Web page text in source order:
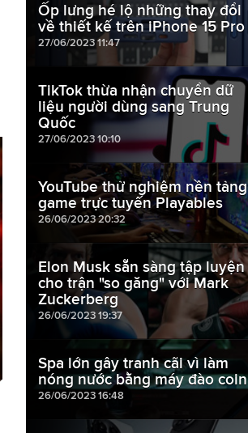
Ốp lưng hé lộ những thay đổi
về thiết kế trên iPhone 15 Pro
27/06/2023 11:47
TikTok thừa nhận chuyển dữ
liệu người dùng sang Trung
Quốc
27/06/2023 10:10
YouTube thử nghiệm nền tảng
game trực tuyến Playables
26/06/2023 20:32
Elon Musk sẵn sàng tập luyện
cho trận "so găng" với Mark
Zuckerberg
26/06/2023 19:37
Spa lớn gây tranh cãi vì làm
nóng nước bằng máy đào coin
26/06/2023 16:48